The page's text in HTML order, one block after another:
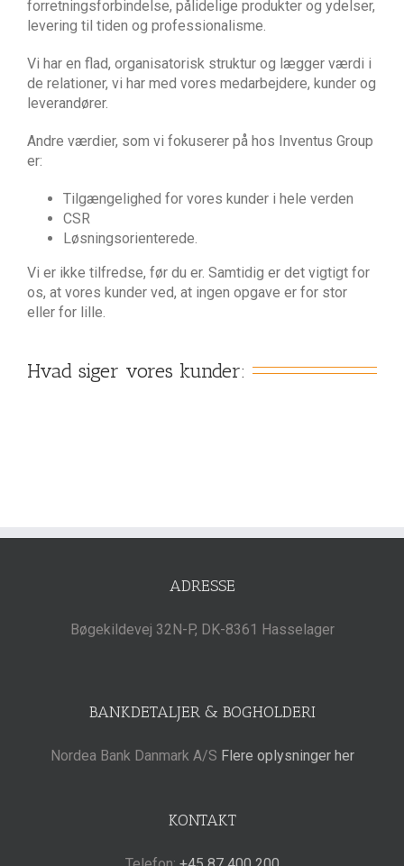
forretningsforbindelse, pålidelige produkter og ydelser,
levering til tiden og professionalisme.
Vi har en flad, organisatorisk struktur og lægger værdi i
de relationer, vi har med vores medarbejdere, kunder og
leverandører.
Andre værdier, som vi fokuserer på hos Inventus Group
er:
Tilgængelighed for vores kunder i hele verden
CSR
Løsningsorienterede.
Vi er ikke tilfredse, før du er. Samtidig er det vigtigt for
os, at vores kunder ved, at ingen opgave er for stor
eller for lille.
Hvad siger vores kunder:
ADRESSE
Bøgekildevej 32N-P, DK-8361 Hasselager
BANKDETALJER & BOGHOLDERI
Nordea Bank Danmark A/S Flere oplysninger her
KONTAKT